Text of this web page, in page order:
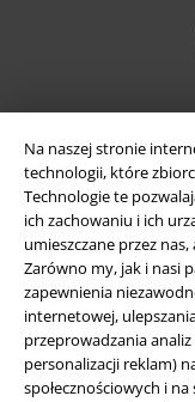
Na naszej stronie
technologii, które
Technologie te
ich zachowaniu i ich
umieszczane przez
Zarówno my, jak i nasi
zapewnienia
internetowej,
przeprowadzania
personalizacji reklam)
społecznościowych i
Informacje
Regulamin